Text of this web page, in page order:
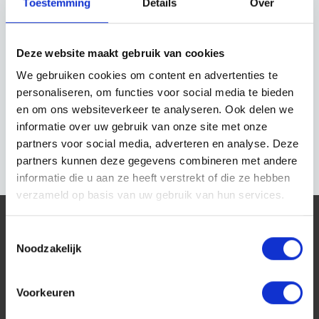
Deze website maakt gebruik van cookies
We gebruiken cookies om content en advertenties te
personaliseren, om functies voor social media te bieden
en om ons websiteverkeer te analyseren. Ook delen we
informatie over uw gebruik van onze site met onze
partners voor social media, adverteren en analyse. Deze
partners kunnen deze gegevens combineren met andere
informatie die u aan ze heeft verstrekt of die ze hebben
verzameld op basis van uw gebruik van hun services.
Noodzakelijk
Voorkeuren
Authentic Beauty Concept est :
resultats
Durable
Végan et sans
sulfates
Sans microplastiques ni huile
minérale
Sans gluten
Commandez maintenant